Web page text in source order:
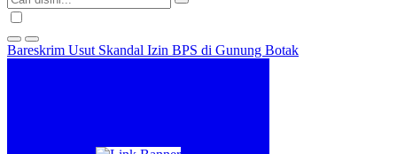
Bareskrim Usut Skandal Izin BPS di Gunung Botak